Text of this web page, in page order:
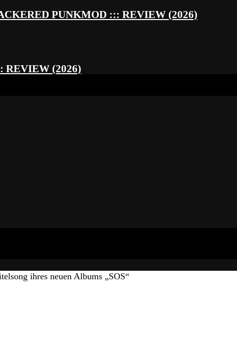
PUNKMOD ::: REVIEW (2026)
REVIEW (2026)
ihres neuen Albums „SOS“